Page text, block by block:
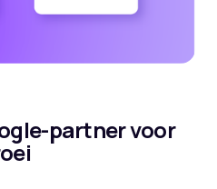
partner voor